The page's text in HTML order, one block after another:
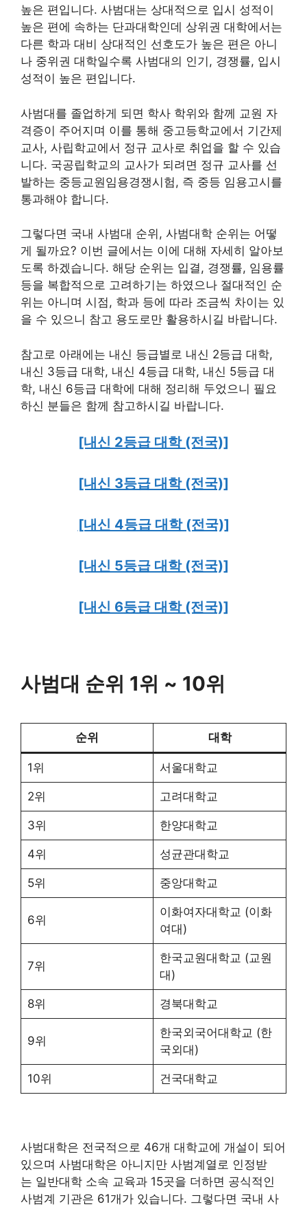
높은 편입니다. 사범대는 상대적으로 입시 성적이
높은 편에 속하는 단과대학인데 상위권 대학에서는
다른 학과 대비 상대적인 선호도가 높은 편은 아니
나 중위권 대학일수록 사범대의 인기, 경쟁률, 입시
성적이 높은 편입니다.
사범대를 졸업하게 되면 학사 학위와 함께 교원 자
격증이 주어지며 이를 통해 중고등학교에서 기간제
교사, 사립학교에서 정규 교사로 취업을 할 수 있습
니다. 국공립학교의 교사가 되려면 정규 교사를 선
발하는 중등교원임용경쟁시험, 즉 중등 임용고시를
통과해야 합니다.
그렇다면 국내 사범대 순위, 사범대학 순위는 어떻
게 될까요? 이번 글에서는 이에 대해 자세히 알아보
도록 하겠습니다. 해당 순위는 입결, 경쟁률, 임용률
등을 복합적으로 고려하기는 하였으나 절대적인 순
위는 아니며 시점, 학과 등에 따라 조금씩 차이는 있
을 수 있으니 참고 용도로만 활용하시길 바랍니다.
참고로 아래에는 내신 등급별로 내신 2등급 대학,
내신 3등급 대학, 내신 4등급 대학, 내신 5등급 대
학, 내신 6등급 대학에 대해 정리해 두었으니 필요
하신 분들은 함께 참고하시길 바랍니다.
[내신 2등급 대학 (전국)]
[내신 3등급 대학 (전국)]
[내신 4등급 대학 (전국)]
[내신 5등급 대학 (전국)]
[내신 6등급 대학 (전국)]
사범대 순위 1위 ~ 10위
순위 대학
1위 서울대학교
2위 고려대학교
3위 한양대학교
4위 성균관대학교
5위 중앙대학교
6위
이화여자대학교 (이화
여대)
7위
한국교원대학교 (교원
대)
8위 경북대학교
9위
한국외국어대학교 (한
국외대)
10위 건국대학교
사범대학은 전국적으로 46개 대학교에 개설이 되어
있으며 사범대학은 아니지만 사범계열로 인정받
는 일반대학 소속 교육과 15곳을 더하면 공식적인
사범계 기관은 61개가 있습니다. 그렇다면 국내 사